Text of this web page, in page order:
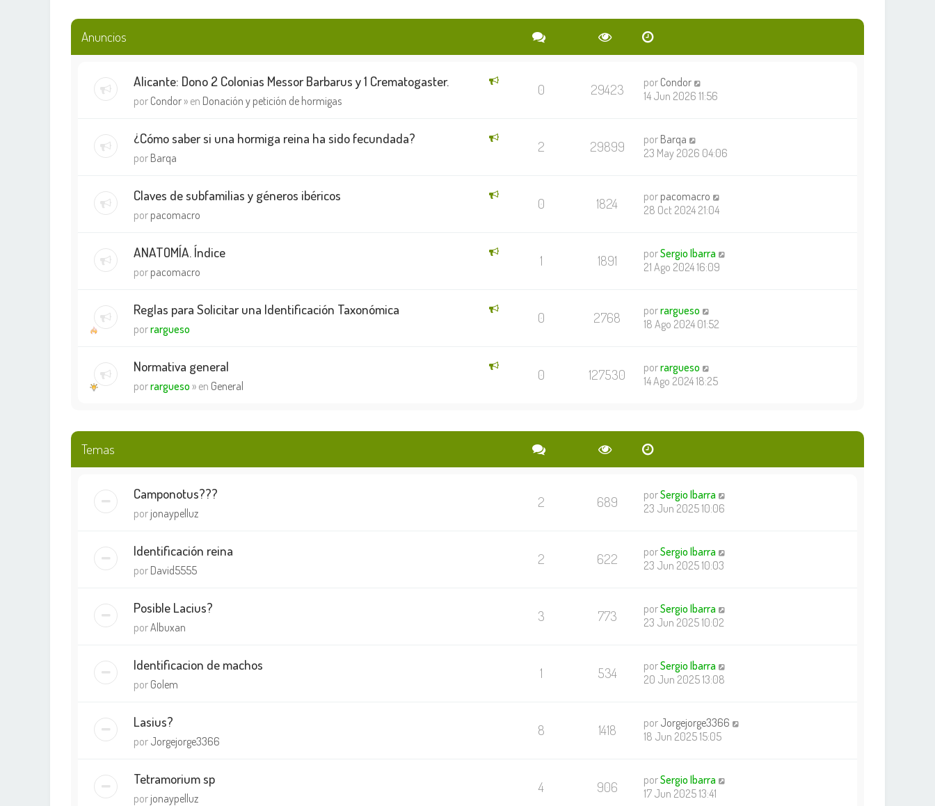
Anuncios
Alicante: Dono 2 Colonias Messor Barbarus y 1 Crematogaster.
por Condor» en Donación y petición de hormigas
0 29423 por Condor
14 Jun 2026 11:56
¿Cómo saber si una hormiga reina ha sido fecundada?
por Barqa
2 29899 por Barqa
23 May 2026 04:06
Claves de subfamilias y géneros ibéricos
por pacomacro
0 1824 por pacomacro
28 Oct 2024 21:04
ANATOMÍA. Índice
por pacomacro
1 1891 porSergio Ibarra
21 Ago 2024 16:09
Reglas para Solicitar una Identificación Taxonómica
porrargueso
0 2768 porrargueso
18 Ago 2024 01:52
Normativa general
porrargueso » en General
0 127530 porrargueso
14 Ago 2024 18:25
Temas
Camponotus???
por jonaypelluz
2 689 porSergio Ibarra
23 Jun 2025 10:06
Identificación reina
por David5555
2 622 porSergio Ibarra
23 Jun 2025 10:03
Posible Lacius?
porAlbuxan
3 773 porSergio Ibarra
23 Jun 2025 10:02
Identificacion de machos
por Golem
1 534 porSergio Ibarra
20 Jun 2025 13:08
Lasius?
por Jorgejorge3366
8 1418 por Jorgejorge3366
18 Jun 2025 15:05
Tetramorium sp
por jonaypelluz
4 906 porSergio Ibarra
17 Jun 2025 13:41